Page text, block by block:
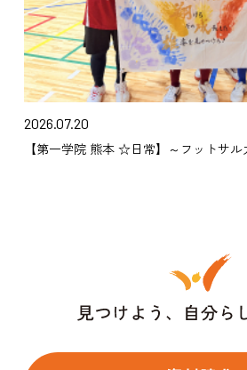
2026.07.20
【第一学院 熊本 ☆日常】～フットサル